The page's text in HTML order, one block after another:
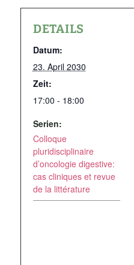
DETAILS
Datum:
23. April 2030
Zeit:
17:00 - 18:00
Serien:
Colloque
pluridisciplinaire
d’oncologie digestive:
cas cliniques et revue
de la littérature